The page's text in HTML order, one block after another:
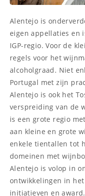
Alentejo is
eigen appellaties en
IGP-regio. Voor de
regels voor het
alcoholgraad. Niet
Portugal met zijn
Alentejo is ook het
verspreiding van de
is een grote regio
aan kleine en grote
enkele tientallen tot
domeinen met
Alentejo is volop in
ontwikkelingen in
initiatieven en award.